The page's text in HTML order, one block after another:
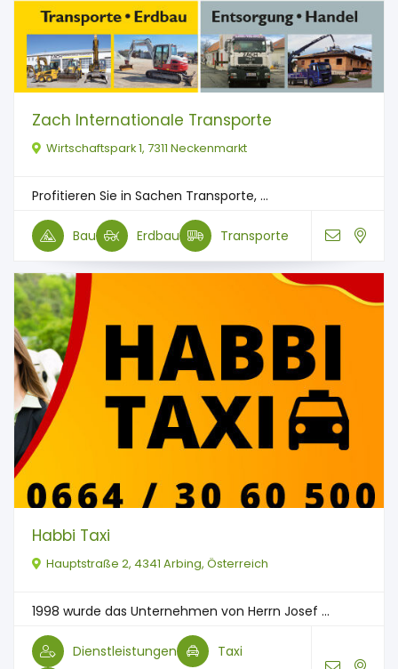
Zach Internationale Transporte
Wirtschaftspark 1, 7311 Neckenmarkt
Profitieren Sie in Sachen Transporte, ...
Bau Erdbau Transporte
Habbi Taxi
Hauptstraße 2, 4341 Arbing, Österreich
1998 wurde das Unternehmen von Herrn Josef ...
Dienstleistungen
Taxi